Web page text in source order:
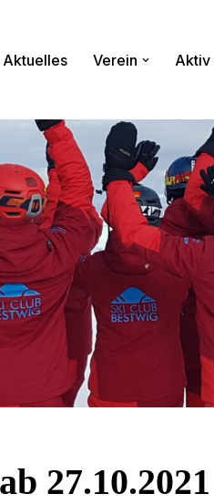
Aktuelles Verein Aktiv
27.10.2021